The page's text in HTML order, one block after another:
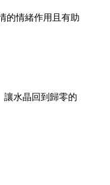
的情緒作用且有助
讓水晶回到歸零的